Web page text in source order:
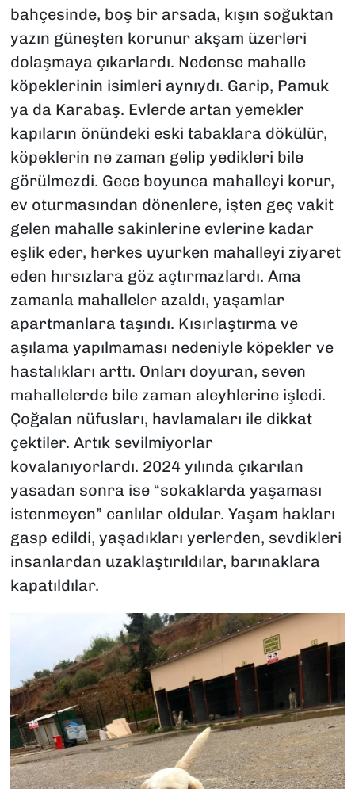
bahçesinde, boş bir arsada, kışın soğuktan
yazın güneşten korunur akşam üzerleri
dolaşmaya çıkarlardı. Nedense mahalle
köpeklerinin isimleri aynıydı. Garip, Pamuk
ya da Karabaş. Evlerde artan yemekler
kapıların önündeki eski tabaklara dökülür,
köpeklerin ne zaman gelip yedikleri bile
görülmezdi. Gece boyunca mahalleyi korur,
ev oturmasından dönenlere, işten geç vakit
gelen mahalle sakinlerine evlerine kadar
eşlik eder, herkes uyurken mahalleyi ziyaret
eden hırsızlara göz açtırmazlardı. Ama
zamanla mahalleler azaldı, yaşamlar
apartmanlara taşındı. Kısırlaştırma ve
aşılama yapılmaması nedeniyle köpekler ve
hastalıkları arttı. Onları doyuran, seven
mahallelerde bile zaman aleyhlerine işledi.
Çoğalan nüfusları, havlamaları ile dikkat
çektiler. Artık sevilmiyorlar
kovalanıyorlardı. 2024 yılında çıkarılan
yasadan sonra ise “sokaklarda yaşaması
istenmeyen” canlılar oldular. Yaşam hakları
gasp edildi, yaşadıkları yerlerden, sevdikleri
insanlardan uzaklaştırıldılar, barınaklara
kapatıldılar.
TEKNOLOJİ
YAŞAM
YEREL YÖNETİMLER